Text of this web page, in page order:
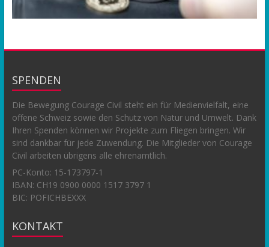
SPENDEN
Die Bewegung Courage Civil steht ein für Medienvielfalt, eine
offene Schweiz sowie den Schutz von Natur und Umwelt. Dank
Ihren Spenden können wir Projekte zum Fliegen bringen. Wir
sind dankbar für jede Zuwendung. Die Mitglieder von Courage
Civil arbeiten übrigens alle ehrenamtlich.
PC-Konto: 15-173797-1
IBAN: CH19 0900 0000 1517 3797 1
BIC: POFICHBEXXX
KONTAKT